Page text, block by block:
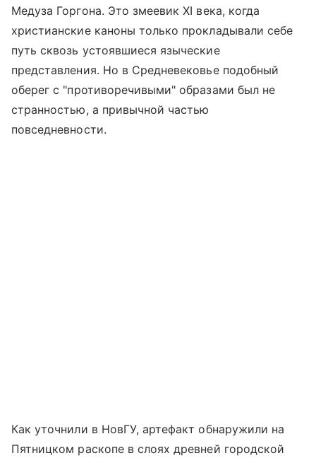
Медуза Горгона. Это змеевик XI века, когда
христианские каноны только прокладывали себе
путь сквозь устоявшиеся языческие
представления. Но в Средневековье подобный
оберег с "противоречивыми" образами был не
странностью, а привычной частью
повседневности.
Как уточнили в НовГУ, артефакт обнаружили на
Пятницком раскопе в слоях древней городской